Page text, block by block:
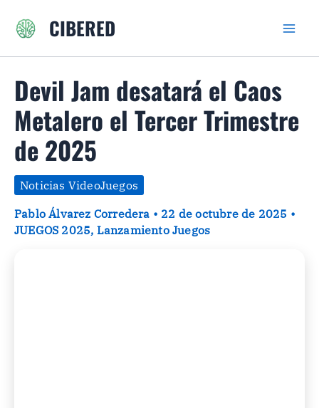
CIBERED
Devil Jam desatará el Caos
Metalero el Tercer Trimestre
de 2025
Noticias VideoJuegos
Pablo Álvarez Corredera • 22 de octubre de 2025 •
JUEGOS 2025, Lanzamiento Juegos